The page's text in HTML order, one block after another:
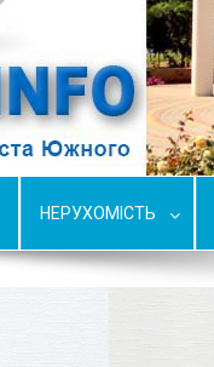
НЕРУХОМІСТЬ